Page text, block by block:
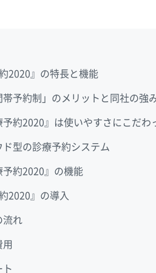
約2020』の特長と機能
帯予約制」のメリットと同社の強
予約2020』は使いやすさにこだわ
ド型の診療予約システム
予約2020』の機能
2020』の導入
流れ
用
ト